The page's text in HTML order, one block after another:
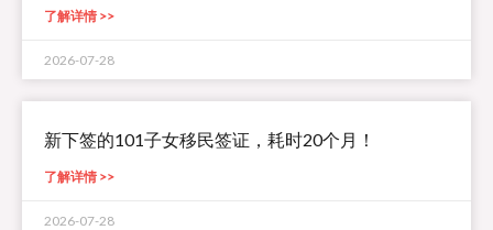
了解详情 >>
2026-07-28
新下签的101子女移民签证，耗时20个月！
了解详情 >>
2026-07-28